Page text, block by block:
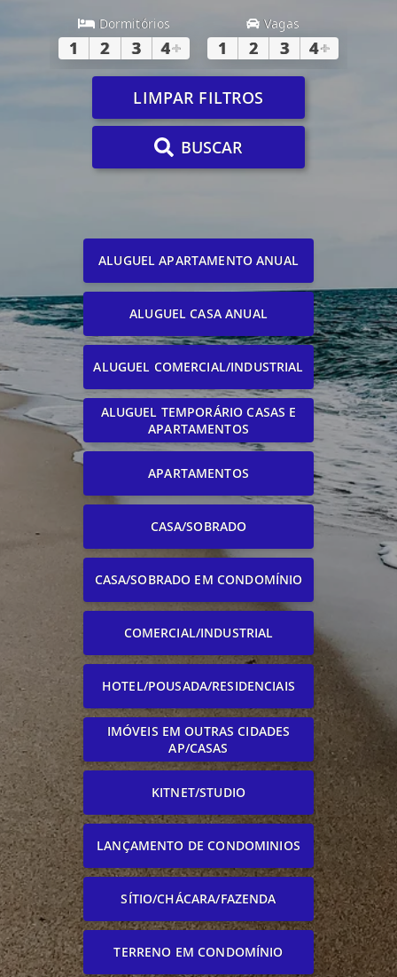
Dormitórios
1 2 3 4+
Vagas
1 2 3 4+
LIMPAR FILTROS
BUSCAR
ALUGUEL APARTAMENTO ANUAL
ALUGUEL CASA ANUAL
ALUGUEL COMERCIAL/INDUSTRIAL
ALUGUEL TEMPORÁRIO CASAS E
APARTAMENTOS
APARTAMENTOS
CASA/SOBRADO
CASA/SOBRADO EM CONDOMÍNIO
COMERCIAL/INDUSTRIAL
HOTEL/POUSADA/RESIDENCIAIS
IMÓVEIS EM OUTRAS CIDADES
AP/CASAS
KITNET/STUDIO
LANÇAMENTO DE CONDOMINIOS
SÍTIO/CHÁCARA/FAZENDA
TERRENO EM CONDOMÍNIO